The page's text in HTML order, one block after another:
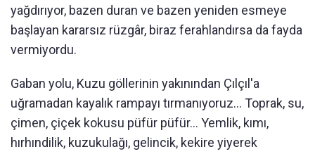
yağdırıyor, bazen duran ve bazen yeniden esmeye
başlayan kararsız rüzgâr, biraz ferahlandırsa da fayda
vermiyordu.
Gaban yolu, Kuzu göllerinin yakınından Çılçıl'a
uğramadan kayalık rampayı tırmanıyoruz... Toprak, su,
çimen, çiçek kokusu püfür püfür... Yemlik, kımı,
hırhındilik, kuzukulağı, gelincik, kekire yiyerek